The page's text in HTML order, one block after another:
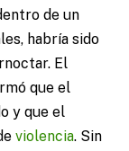
de un
habría sido
El
que el
y que el
violencia. Sin